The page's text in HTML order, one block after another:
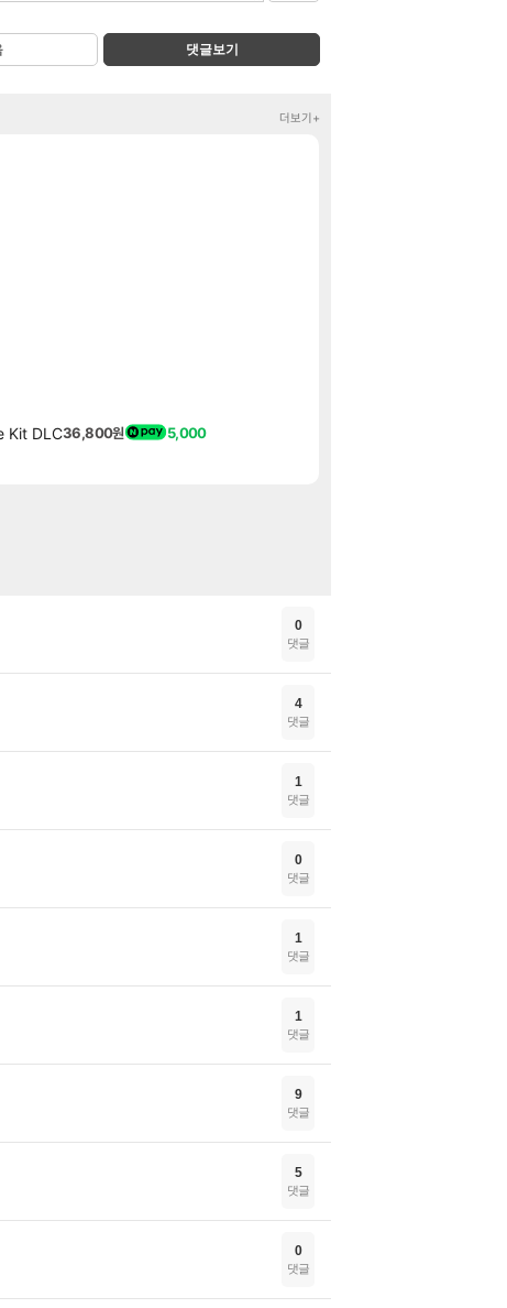
댓글보기
더보기+
Kit DLC36,800원 5,000
0
댓글
4
댓글
1
댓글
0
댓글
1
댓글
1
댓글
9
댓글
5
댓글
0
댓글